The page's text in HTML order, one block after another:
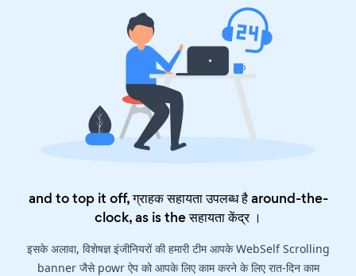
and to top it off, ग्राहक सहायता उपलब्ध है around-the-
clock, as is theसहायता केंद्र।
इसके अलावा, विशेषज्ञ इंजीनियरों की हमारी टीम आपके WebSelf Scrolling
banner जैसे powr ऐप को आपके लिए काम करने के लिए रात-दिन काम